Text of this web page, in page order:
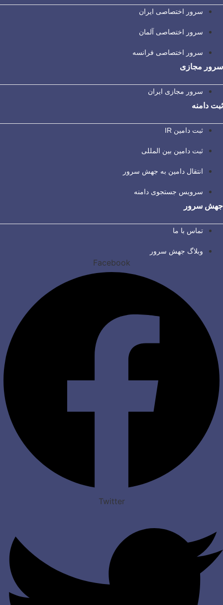
سرور اختصاصی ایران
سرور اختصاصی آلمان
سرور اختصاصی فرانسه
سرور مجازی
سرور مجازی ایران
ثبت دامنه
ثبت دامین IR
ثبت دامین بین المللی
انتقال دامین به جهش سرور
سرویس جستجوی دامنه
جهش سرور
تماس با ما
وبلاگ جهش سرور
Facebook
Twitter